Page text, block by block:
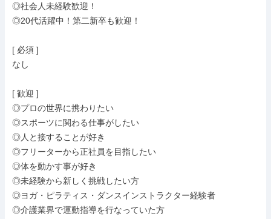
◎社会人未経験歓迎！
◎20代活躍中！第二新卒も歓迎！
[ 必須 ]
なし
[ 歓迎 ]
◎プロの世界に携わりたい
◎スポーツに関わる仕事がしたい
◎人と接することが好き
◎フリーターから正社員を目指したい
◎体を動かす事が好き
◎未経験から新しく挑戦したい方
◎ヨガ・ピラティス・ダンスインストラクター経験者
◎介護業界で運動指導を行なっていた方